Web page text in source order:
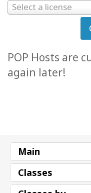
Select a license
POP Hosts are
again later!
Main
Classes